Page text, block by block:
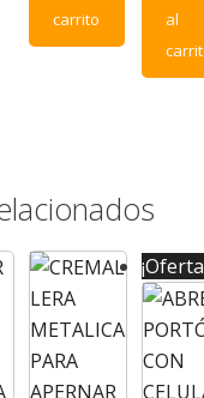
carrito
al